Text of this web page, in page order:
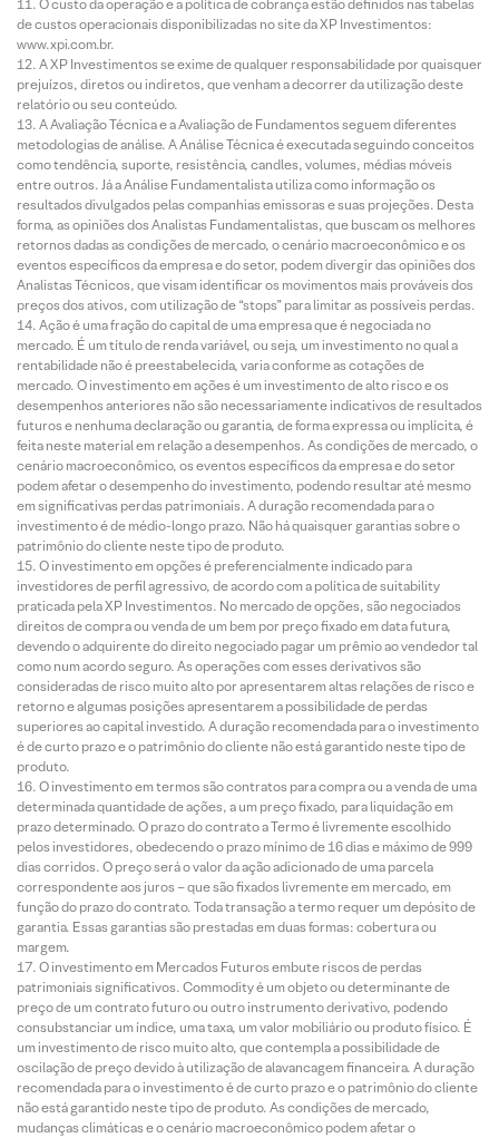
O custo da operação e a política de cobrança estão definidos nas tabelas
de custos operacionais disponibilizadas no site da XP Investimentos:
www.xpi.com.br.
A XP Investimentos se exime de qualquer responsabilidade por quaisquer
prejuízos, diretos ou indiretos, que venham a decorrer da utilização deste
relatório ou seu conteúdo.
A Avaliação Técnica e a Avaliação de Fundamentos seguem diferentes
metodologias de análise. A Análise Técnica é executada seguindo conceitos
como tendência, suporte, resistência, candles, volumes, médias móveis
entre outros. Já a Análise Fundamentalista utiliza como informação os
resultados divulgados pelas companhias emissoras e suas projeções. Desta
forma, as opiniões dos Analistas Fundamentalistas, que buscam os melhores
retornos dadas as condições de mercado, o cenário macroeconômico e os
eventos específicos da empresa e do setor, podem divergir das opiniões dos
Analistas Técnicos, que visam identificar os movimentos mais prováveis dos
preços dos ativos, com utilização de “stops” para limitar as possíveis perdas.
Ação é uma fração do capital de uma empresa que é negociada no
mercado. É um título de renda variável, ou seja, um investimento no qual a
rentabilidade não é preestabelecida, varia conforme as cotações de
mercado. O investimento em ações é um investimento de alto risco e os
desempenhos anteriores não são necessariamente indicativos de resultados
futuros e nenhuma declaração ou garantia, de forma expressa ou implícita, é
feita neste material em relação a desempenhos. As condições de mercado, o
cenário macroeconômico, os eventos específicos da empresa e do setor
podem afetar o desempenho do investimento, podendo resultar até mesmo
em significativas perdas patrimoniais. A duração recomendada para o
investimento é de médio-longo prazo. Não há quaisquer garantias sobre o
patrimônio do cliente neste tipo de produto.
O investimento em opções é preferencialmente indicado para
investidores de perfil agressivo, de acordo com a política de suitability
praticada pela XP Investimentos. No mercado de opções, são negociados
direitos de compra ou venda de um bem por preço fixado em data futura,
devendo o adquirente do direito negociado pagar um prêmio ao vendedor tal
como num acordo seguro. As operações com esses derivativos são
consideradas de risco muito alto por apresentarem altas relações de risco e
retorno e algumas posições apresentarem a possibilidade de perdas
superiores ao capital investido. A duração recomendada para o investimento
é de curto prazo e o patrimônio do cliente não está garantido neste tipo de
produto.
O investimento em termos são contratos para compra ou a venda de uma
determinada quantidade de ações, a um preço fixado, para liquidação em
prazo determinado. O prazo do contrato a Termo é livremente escolhido
pelos investidores, obedecendo o prazo mínimo de 16 dias e máximo de 999
dias corridos. O preço será o valor da ação adicionado de uma parcela
correspondente aos juros – que são fixados livremente em mercado, em
função do prazo do contrato. Toda transação a termo requer um depósito de
garantia. Essas garantias são prestadas em duas formas: cobertura ou
margem.
O investimento em Mercados Futuros embute riscos de perdas
patrimoniais significativos. Commodity é um objeto ou determinante de
preço de um contrato futuro ou outro instrumento derivativo, podendo
consubstanciar um índice, uma taxa, um valor mobiliário ou produto físico. É
um investimento de risco muito alto, que contempla a possibilidade de
oscilação de preço devido à utilização de alavancagem financeira. A duração
recomendada para o investimento é de curto prazo e o patrimônio do cliente
não está garantido neste tipo de produto. As condições de mercado,
mudanças climáticas e o cenário macroeconômico podem afetar o